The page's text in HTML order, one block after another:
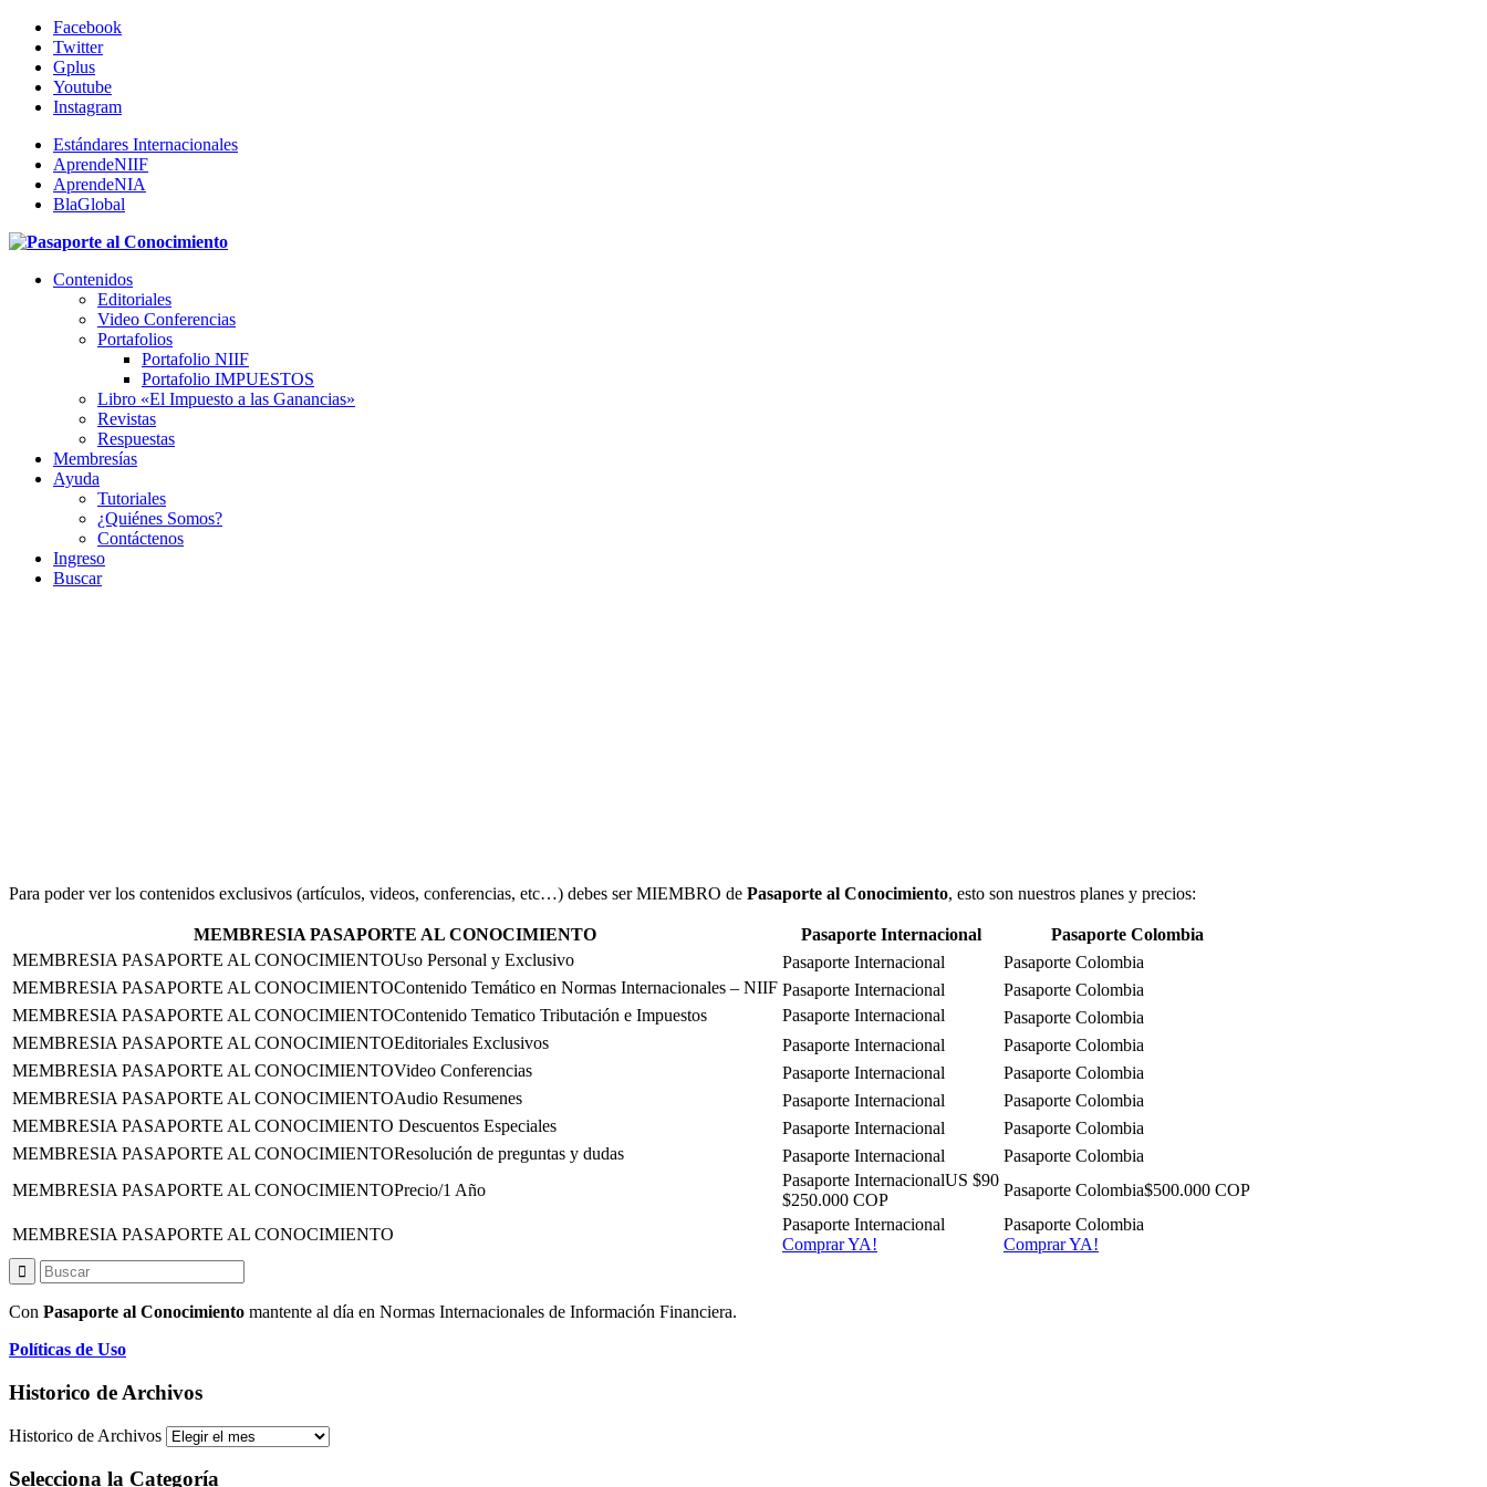
Facebook
Twitter
Gplus
Youtube
Instagram
Estándares Internacionales
AprendeNIIF
AprendeNIA
BlaGlobal
Contenidos
Editoriales
Video Conferencias
Portafolios
Portafolio NIIF
Portafolio IMPUESTOS
Libro «El Impuesto a las Ganancias»
Revistas
Respuestas
Membresías
Ayuda
Tutoriales
¿Quiénes Somos?
Contáctenos
Ingreso
Buscar
Para poder ver los contenidos exclusivos (artículos, videos, conferencias, etc…) debes ser MIEMBRO de Pasaporte al Conocimiento, esto son nuestros planes y precios:
MEMBRESIA PASAPORTE AL CONOCIMIENTO Pasaporte Internacional
Pasaporte Colombia
Uso Personal y Exclusivo
Contenido Temático en Normas Internacionales – NIIF
Contenido Tematico Tributación e Impuestos
Editoriales Exclusivos
Video Conferencias
Audio Resumenes
Descuentos Especiales
Resolución de preguntas y dudas
Precio/1 Año
US $90
$250.000 COP
$500.000 COP
Comprar YA! Comprar YA!
Con Pasaporte al Conocimiento mantente al día en Normas Internacionales de Información Financiera.
Políticas de Uso
Historico de Archivos
Historico de Archivos
Selecciona la Categoría